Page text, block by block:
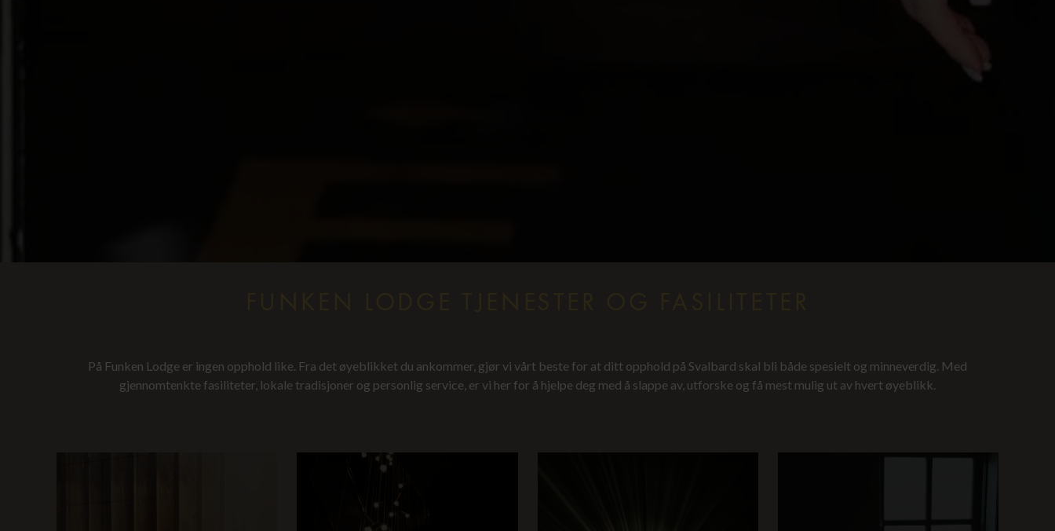
På Funken Lodge er ingen opphold like. Fra det øyeblikket du ankommer, gjør vi vårt beste for at ditt opphold på Svalbard skal bli både spesielt og minneverdig. Med
gjennomtenkte fasiliteter, lokale tradisjoner og personlig service, er vi her for å hjelpe deg med å slappe av, utforske og få mest mulig ut av hvert øyeblikk.